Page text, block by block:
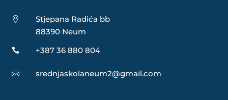

Stjepana Radića bb
88390 Neum
 +387 36 880 804
 srednjaskolaneum2@gmail.com